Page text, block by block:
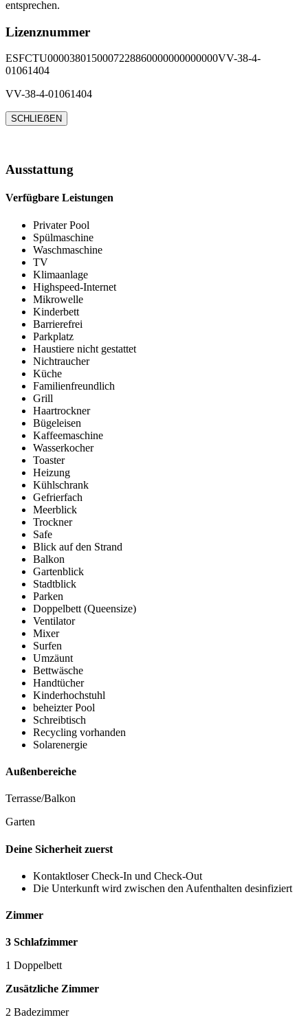
entsprechen.
Lizenznummer
ESFCTU0000380150007228860000000000000VV-38-4-
01061404
VV-38-4-01061404
SCHLIEẞEN
Ausstattung
Verfügbare Leistungen
Privater Pool
Spülmaschine
Waschmaschine
TV
Klimaanlage
Highspeed-Internet
Mikrowelle
Kinderbett
Barrierefrei
Parkplatz
Haustiere nicht gestattet
Nichtraucher
Küche
Familienfreundlich
Grill
Haartrockner
Bügeleisen
Kaffeemaschine
Wasserkocher
Toaster
Heizung
Kühlschrank
Gefrierfach
Meerblick
Trockner
Safe
Blick auf den Strand
Balkon
Gartenblick
Stadtblick
Parken
Doppelbett (Queensize)
Ventilator
Mixer
Surfen
Umzäunt
Bettwäsche
Handtücher
Kinderhochstuhl
beheizter Pool
Schreibtisch
Recycling vorhanden
Solarenergie
Außenbereiche
Terrasse/Balkon
Garten
Deine Sicherheit zuerst
Kontaktloser Check-In und Check-Out
Die Unterkunft wird zwischen den Aufenthalten desinfiziert
Zimmer
3 Schlafzimmer
1 Doppelbett
Zusätzliche Zimmer
2 Badezimmer